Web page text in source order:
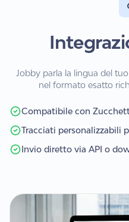
Jobby parla la lingua del
nel formato esatto
Compatibile con
Tracciati personalizzabili
Invio diretto via API o